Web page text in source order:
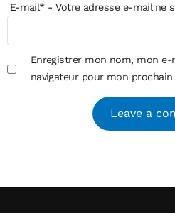
E-mail*- Votre adresse e-mail ne
Enregistrer mon nom, mon
navigateur pour mon